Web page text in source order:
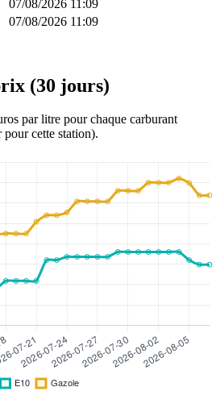
07/08/2026 11:09
07/08/2026 11:09
(30 jours)
par litre pour chaque carburant
pour cette station).